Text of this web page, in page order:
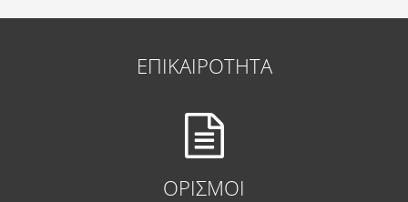
ΕΠΙΚΑΙΡΟΤΗΤΑ
ΟΡΙΣΜΟΙ